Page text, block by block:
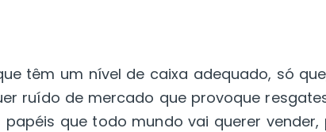
têm um nível de caixa adequado, só
ruído de mercado que provoque
que todo mundo vai querer